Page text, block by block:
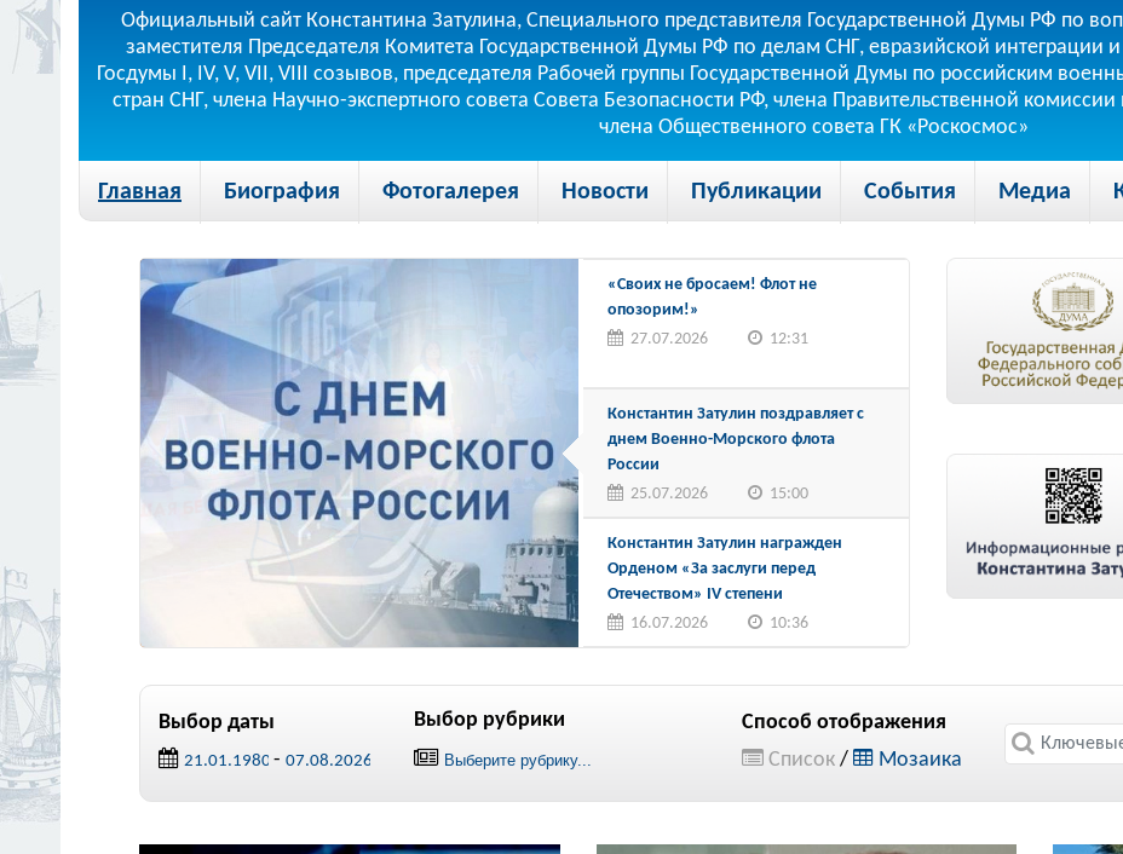
Официальный сайт Константина Затулина, Специального представителя Государственной Думы РФ по
заместителя Председателя Комитета Государственной Думы РФ по делам СНГ, евразийской интеграции
Госдумы I, IV, V, VII, VIII созывов, председателя Рабочей группы Государственной Думы по российским
стран СНГ, члена Научно-экспертного совета Совета Безопасности РФ, члена Правительственной
члена Общественного совета ГК «Роскосмос»
Главная Биография Фотогалерея Новости Публикации События Медиа
«Своих не бросаем! Флот не
опозорим!»
27.07.2026
12:31
Константин Затулин поздравляет с
днем Военно-Морского флота
России
25.07.2026
15:00
Константин Затулин награжден
Орденом «За заслуги перед
Отечеством» IV степени
16.07.2026
10:36
Выбор даты
-
Выбор рубрики
Способ отображения
Список/ Мозаика